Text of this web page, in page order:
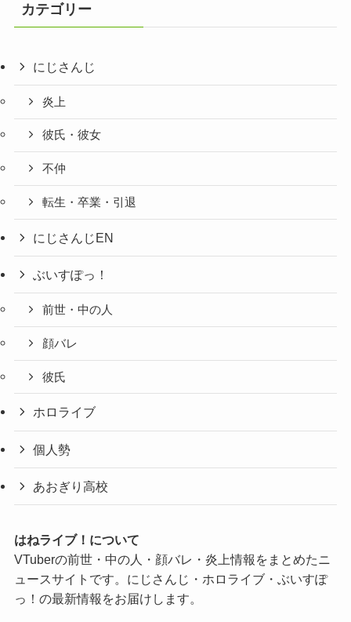
カテゴリー
にじさんじ
炎上
彼氏・彼女
不仲
転生・卒業・引退
にじさんじEN
ぶいすぽっ！
前世・中の人
顔バレ
彼氏
ホロライブ
個人勢
あおぎり高校
はねライブ！について
VTuberの前世・中の人・顔バレ・炎上情報をまとめたニ
ュースサイトです。にじさんじ・ホロライブ・ぶいすぽ
っ！の最新情報をお届けします。